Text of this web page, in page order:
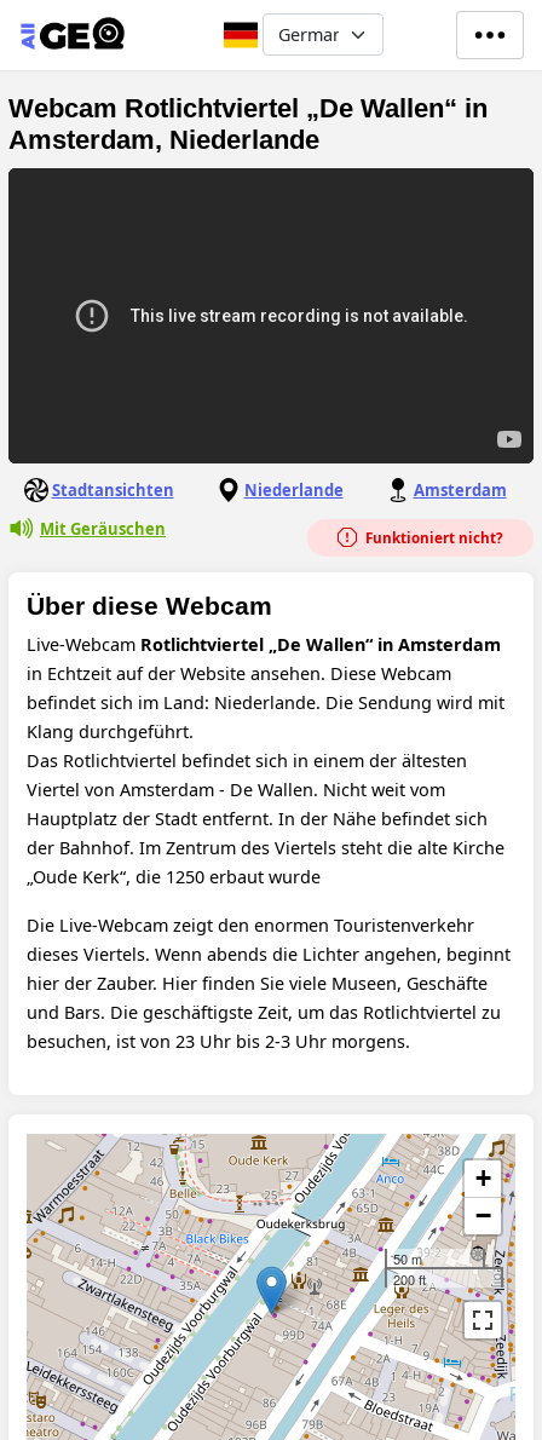
Direkt zum Inhalt
Select your language
Webcam Rotlichtviertel „De Wallen“ in
Amsterdam, Niederlande
Stadtansichten Niederlande
Amsterdam
Mit Geräuschen
Funktioniert nicht?
Über diese Webcam
Live-Webcam Rotlichtviertel „De Wallen“ in Amsterdam
in Echtzeit auf der Website ansehen. Diese Webcam
befindet sich im Land: Niederlande. Die Sendung wird mit
Klang durchgeführt.
Das Rotlichtviertel befindet sich in einem der ältesten
Viertel von Amsterdam - De Wallen. Nicht weit vom
Hauptplatz der Stadt entfernt. In der Nähe befindet sich
der Bahnhof. Im Zentrum des Viertels steht die alte Kirche
„Oude Kerk“, die 1250 erbaut wurde
Die Live-Webcam zeigt den enormen Touristenverkehr
dieses Viertels. Wenn abends die Lichter angehen, beginnt
hier der Zauber. Hier finden Sie viele Museen, Geschäfte
und Bars. Die geschäftigste Zeit, um das Rotlichtviertel zu
besuchen, ist von 23 Uhr bis 2-3 Uhr morgens.
+
−
50 m
200 ft